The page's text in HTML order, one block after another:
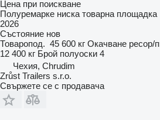
Цена при поискване
Полуремарке ниска товарна площадка
2026
Състояние нов
Товаропод. 45 600 кг Окачване ресор/
12 400 кг Брой полуоски 4
Чехия, Chrudim
Zrůst Trailers s.r.o.
Свържете се с продавача